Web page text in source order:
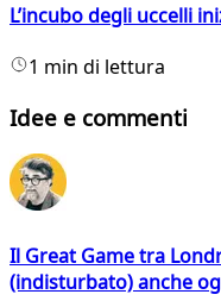
L’incubo degli uccelli
1 min di lettura
Idee e commenti
Il Great Game tra
(indisturbato) anche